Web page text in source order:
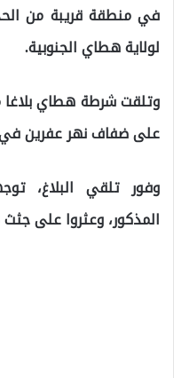
في منطقة قريبة من
لولاية هطاي الجنوبية.
وتلقت شرطة هطاي
على ضفاف نهر عفرين
وفور تلقي البلاغ،
المذكور، وعثروا على جثث 3 أشخاص.